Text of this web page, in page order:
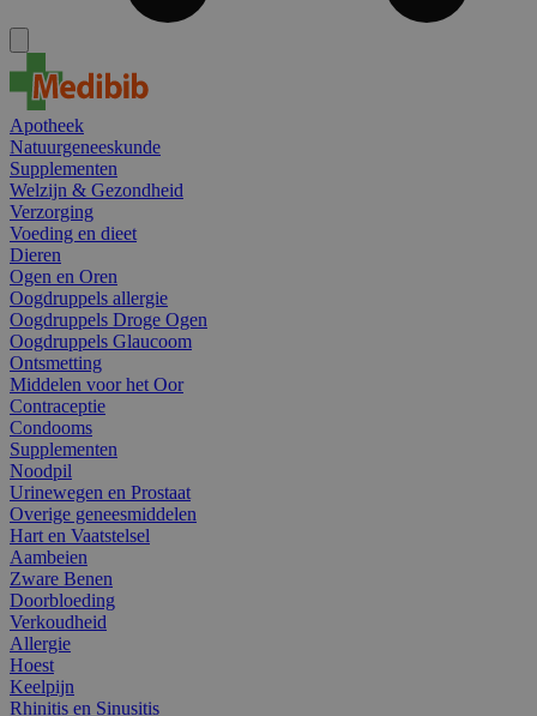
Apotheek
Natuurgeneeskunde
Supplementen
Welzijn & Gezondheid
Verzorging
Voeding en dieet
Dieren
Ogen en Oren
Oogdruppels allergie
Oogdruppels Droge Ogen
Oogdruppels Glaucoom
Ontsmetting
Middelen voor het Oor
Contraceptie
Condooms
Supplementen
Noodpil
Urinewegen en Prostaat
Overige geneesmiddelen
Hart en Vaatstelsel
Aambeien
Zware Benen
Doorbloeding
Verkoudheid
Allergie
Hoest
Keelpijn
Rhinitis en Sinusitis